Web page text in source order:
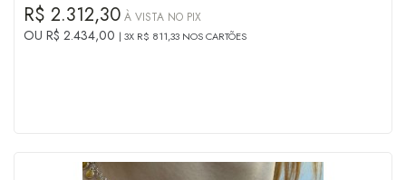
R$ 2.312,30 À VISTA NO PIX
OU R$ 2.434,00 3X R$ 811,33 NOS CARTÕES